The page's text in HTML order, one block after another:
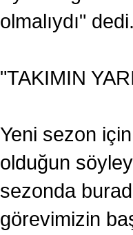
olmalıydı" dedi.
"TAKIMIN
Yeni sezon
olduğun
sezonda
görevimizin